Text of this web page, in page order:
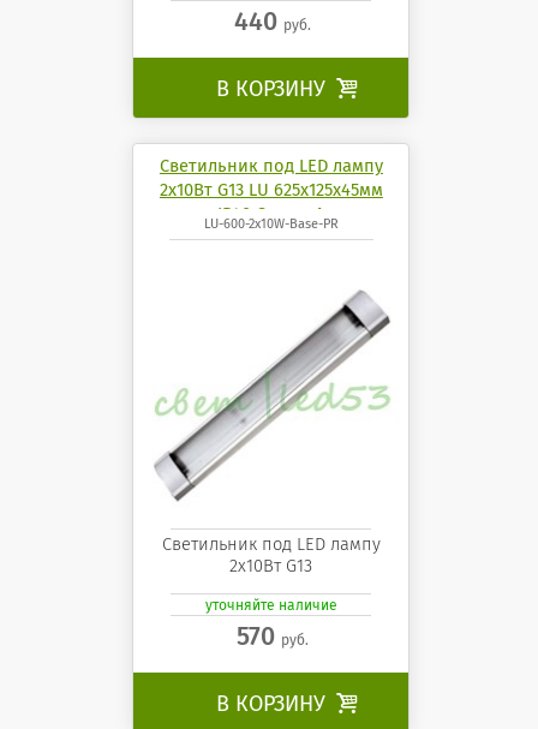
440 руб.
В КОРЗИНУ 
Светильник под LED лампу
2х10Вт G13 LU 625х125х45мм
IP40 СириусА
LU-600-2x10W-Base-PR
Светильник под LED лампу
2х10Вт G13
уточняйте наличие
570 руб.
В КОРЗИНУ 